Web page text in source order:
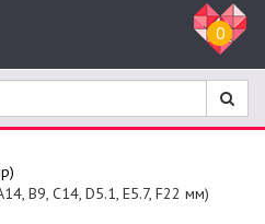
0
B9, C14, D5.1, E5.7, F22 мм)